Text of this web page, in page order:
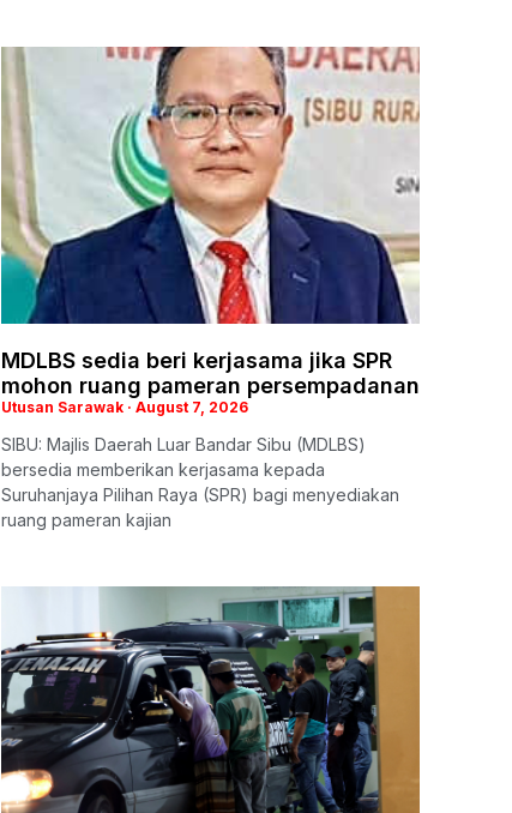
MDLBS sedia beri kerjasama jika SPR
mohon ruang pameran persempadanan
Utusan Sarawak August 7, 2026
SIBU: Majlis Daerah Luar Bandar Sibu (MDLBS)
bersedia memberikan kerjasama kepada
Suruhanjaya Pilihan Raya (SPR) bagi menyediakan
ruang pameran kajian